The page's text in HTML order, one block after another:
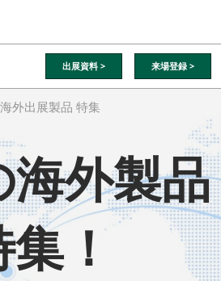
出展資料 > 来場登録 >
海外出展製品 特集
外製品
！